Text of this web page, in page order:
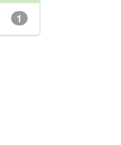
1